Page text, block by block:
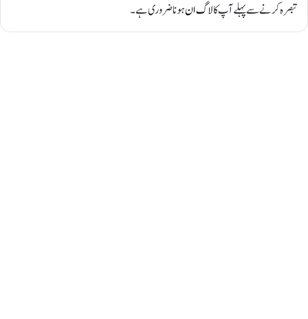
تبصرہ کرنے سے پہلے آپ کالاگ انہونا ضروری ہے۔